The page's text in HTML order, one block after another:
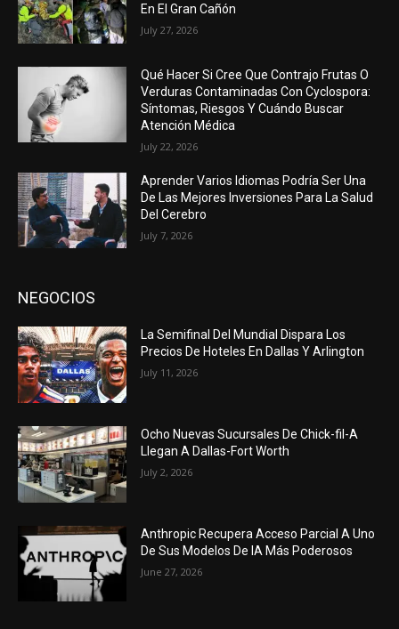
En El Gran Cañón
July 27, 2026
Qué Hacer Si Cree Que Contrajo Frutas O
Verduras Contaminadas Con Cyclospora:
Síntomas, Riesgos Y Cuándo Buscar
Atención Médica
July 22, 2026
Aprender Varios Idiomas Podría Ser Una
De Las Mejores Inversiones Para La Salud
Del Cerebro
July 7, 2026
NEGOCIOS
La Semifinal Del Mundial Dispara Los
Precios De Hoteles En Dallas Y Arlington
July 11, 2026
Ocho Nuevas Sucursales De Chick-fil-A
Llegan A Dallas-Fort Worth
July 2, 2026
Anthropic Recupera Acceso Parcial A Uno
De Sus Modelos De IA Más Poderosos
June 27, 2026